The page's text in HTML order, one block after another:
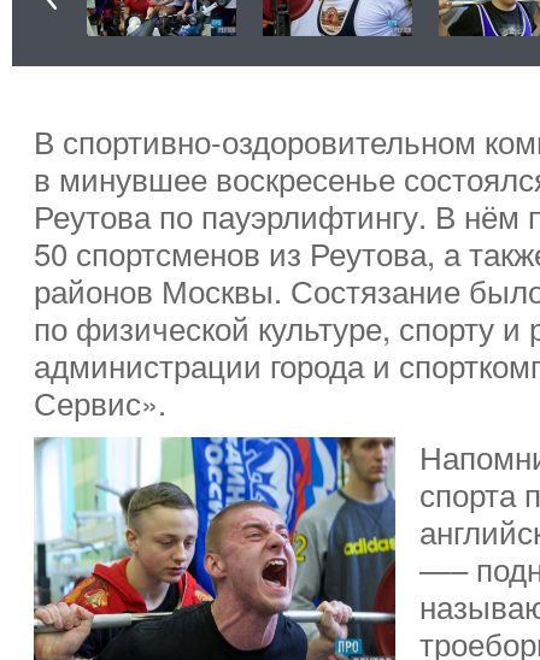
В спортивно-оздоровительном
в минувшее воскресенье
Реутова по пауэрлифтингу. В нём
50 спортсменов из Реутова, а
районов Москвы. Состязание
по физической культуре, спорту
администрации города и
Сервис».
спорта
—–